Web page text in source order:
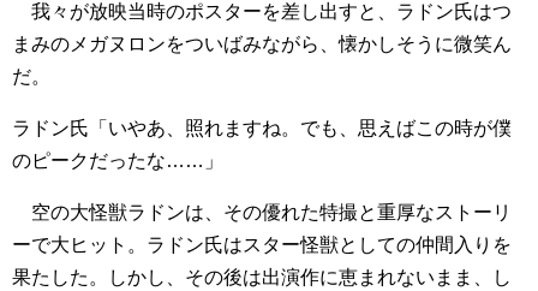
我々が放映当時のポスターを差し出すと、ラドン氏はつ
まみのメガヌロンをついばみながら、懐かしそうに微笑ん
だ。
ラドン氏「いやあ、照れますね。でも、思えばこの時が僕
のピークだったな……」
空の大怪獣ラドンは、その優れた特撮と重厚なストーリ
ーで大ヒット。ラドン氏はスター怪獣としての仲間入りを
果たした。しかし、その後は出演作に恵まれないまま、し